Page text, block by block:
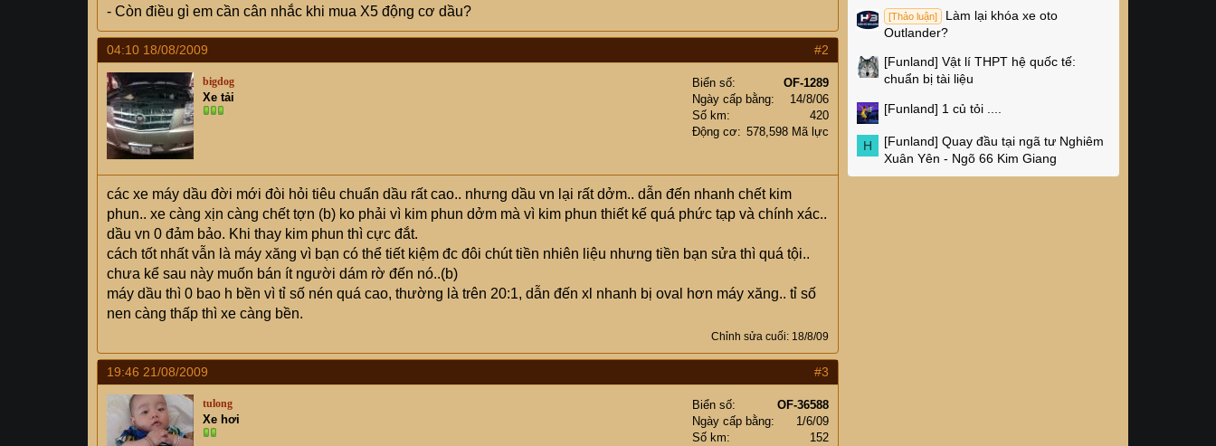
- Còn điều gì em cần cân nhắc khi mua X5 động cơ dầu?
04:10 18/08/2009 #2
bigdog
Xe tải
Biển số
OF-1289
Ngày cấp bằng
14/8/06
Số km
420
Động cơ
578,598 Mã lực
các xe máy dầu đời mới đòi hỏi tiêu chuẩn dầu rất cao.. nhưng dầu vn lại rất dởm.. dẫn đến nhanh chết kim
phun.. xe càng xịn càng chết tợn (b) ko phải vì kim phun dởm mà vì kim phun thiết kế quá phức tạp và chính xác..
dầu vn 0 đảm bảo. Khi thay kim phun thì cực đắt.
cách tốt nhất vẫn là máy xăng vì bạn có thể tiết kiệm đc đôi chút tiền nhiên liệu nhưng tiền bạn sửa thì quá tội..
chưa kể sau này muốn bán ít người dám rờ đến nó..(b)
máy dầu thì 0 bao h bền vì tỉ số nén quá cao, thường là trên 20:1, dẫn đến xl nhanh bị oval hơn máy xăng.. tỉ số
nen càng thấp thì xe càng bền.
Chỉnh sửa cuối: 18/8/09
19:46 21/08/2009 #3
tulong
Xe hơi
Biển số
OF-36588
Ngày cấp bằng
1/6/09
Số km
152
[Thảo luận]
Làm lại khóa xe oto
Outlander?
[Funland] Vật lí THPT hệ quốc tế:
chuẩn bị tài liệu
[Funland] 1 củ tỏi ....
H [Funland] Quay đầu tại ngã tư Nghiêm
Xuân Yên - Ngõ 66 Kim Giang